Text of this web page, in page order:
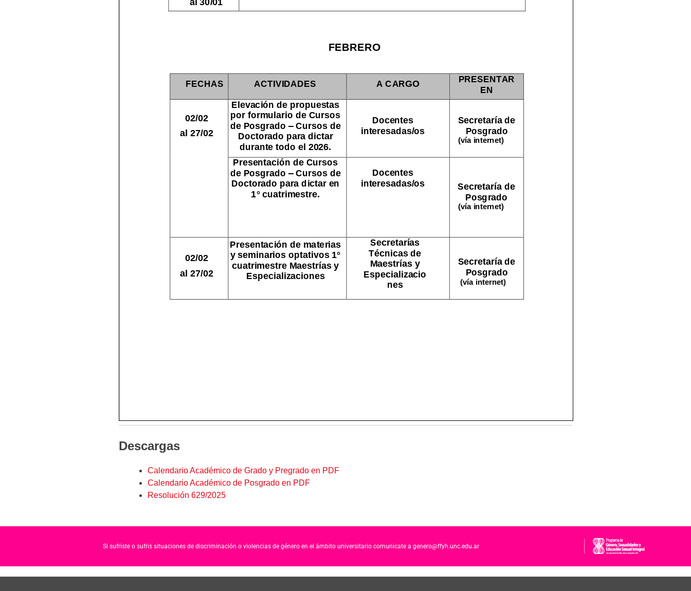
Descargas
Calendario Académico de Grado y Pregrado en PDF
Calendario Académico de Posgrado en PDF
Resolución 629/2025
Si sufriste o sufris situaciones de discriminación o violencias de género en el ámbito universitario comunicate a genero@ffyh.unc.edu.ar